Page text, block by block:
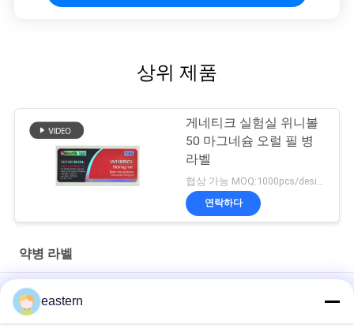
상위 제품
게네티크 실험실 위니볼
50 마그네슘 오럴 필 병
라벨
연락하다
약병 라벨
경구용 시알리스 타달라필 100mg 라벨
SS-31 강한 접착제 라벨 펩타이드 플라스크 라벨
eastern